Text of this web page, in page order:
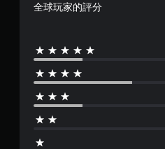
全球玩家的評分